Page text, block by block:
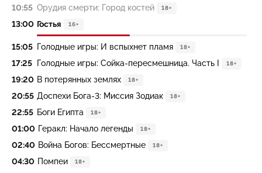
10:55 Орудия смерти: Город костей 18+
13:00 Гостья 16+
15:05 Голодные игры: И вспыхнет пламя 18+
17:25 Голодные игры: Сойка-пересмешница. Часть I 18+
19:20 В потерянных землях 18+
20:55 Доспехи Бога-3: Миссия Зодиак 18+
22:55 Боги Египта 18+
01:00 Геракл: Начало легенды 18+
02:40 Война Богов: Бессмертные 18+
04:30 Помпеи 18+